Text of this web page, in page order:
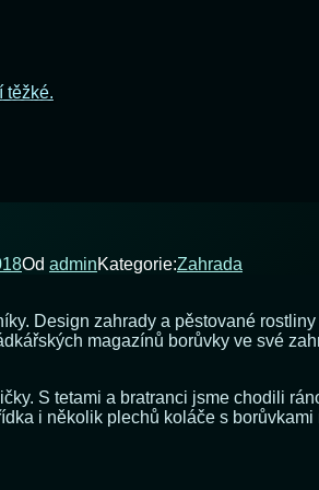
těžké.
Od adminKategorie:Zahrada
Design zahrady a pěstované
magazínů borůvky ve své
S tetami a bratranci jsme chodili
i několik plechů koláče s borůvkami